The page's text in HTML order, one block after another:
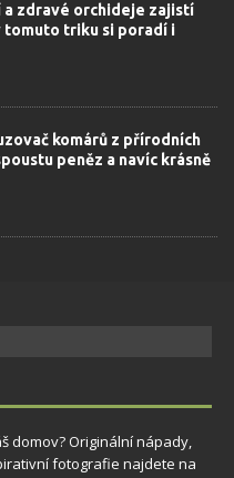
a zdravé orchideje zajistí
tomuto triku si poradí i
komárů z přírodních
peněz a navíc krásně
domov? Originální nápady,
fotografie najdete na